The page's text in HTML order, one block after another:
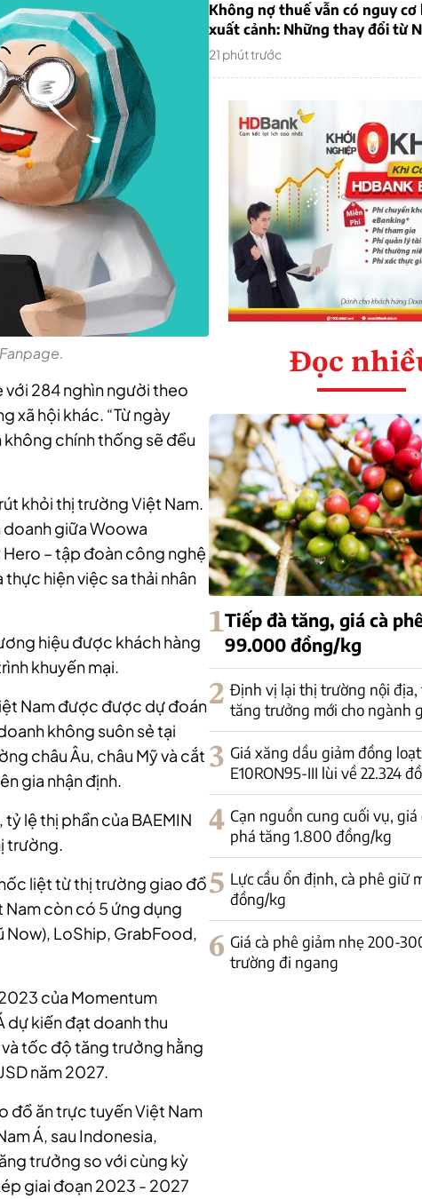
với 284 nghìn người theo
xã hội khác. “Từ ngày
chính thống sẽ đều
khỏi thị trường Việt Nam.
doanh giữa Woowa
– tập đoàn công nghệ
hiện việc sa thải nhân
hiệu được khách hàng
khuyến mại.
Nam được được dự đoán
không suôn sẻ tại
châu Âu, châu Mỹ và cắt
gia nhận định.
lệ thị phần của BAEMIN
trường.
liệt từ thị trường giao đồ
Nam còn có 5 ứng dụng
Now), LoShip, GrabFood,
của Momentum
dự kiến đạt doanh thu
tốc độ tăng trưởng hằng
năm 2027.
đồ ăn trực tuyến Việt Nam
Á, sau Indonesia,
trưởng so với cùng kỳ
giai đoạn 2023 - 2027
Không nợ thuế vẫn có nguy cơ
xuất cảnh: Những thay đổi từ
21 phút trước
Đọc
1Tiếp đà tăng, giá cà
99.000 đồng/kg
2 Định vị lại thị trường nội địa,
tăng trưởng mới cho ngành
3 Giá xăng dầu giảm đồng
E10RON95-III lùi về 22.324
4 Cạn nguồn cung cuối vụ,
phá tăng 1.800 đồng/kg
5 Lực cầu ổn định, cà phê giữ
đồng/kg
6 Giá cà phê giảm nhẹ 200-
trường đi ngang